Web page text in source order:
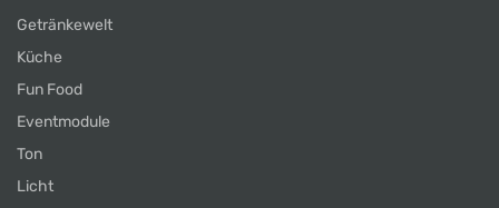
Getränkewelt
Küche
Fun Food
Eventmodule
Ton
Licht